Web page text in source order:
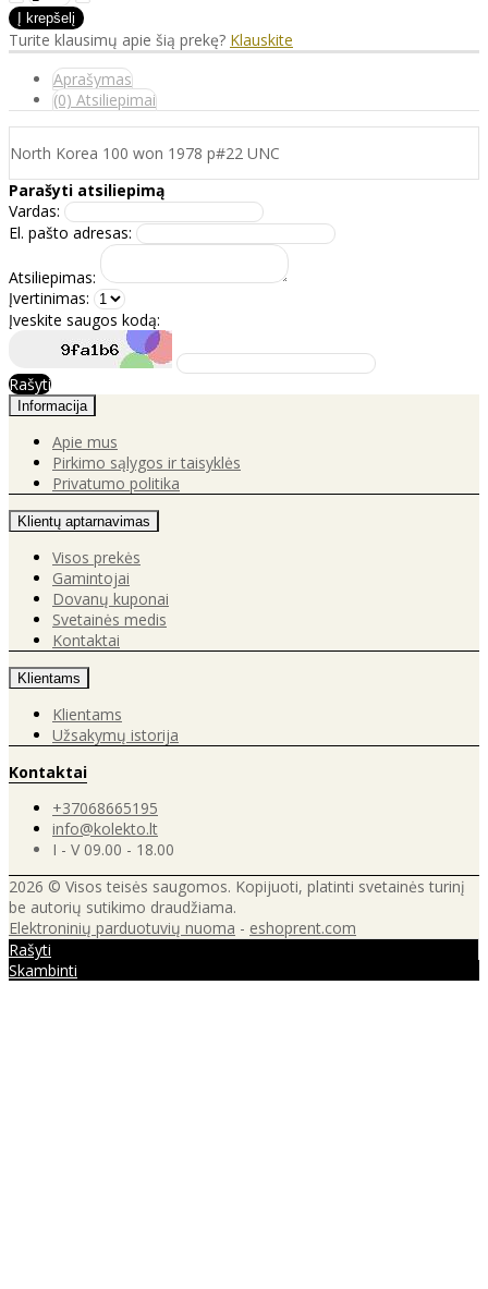
Turite klausimų apie šią prekę? Klauskite
Aprašymas
(0) Atsiliepimai
North Korea 100 won 1978 p#22 UNC
Parašyti atsiliepimą
Vardas:
El. pašto adresas:
Atsiliepimas:
Įvertinimas:
Įveskite saugos kodą:
Rašyti
Informacija
Apie mus
Pirkimo sąlygos ir taisyklės
Privatumo politika
Klientų aptarnavimas
Visos prekės
Gamintojai
Dovanų kuponai
Svetainės medis
Kontaktai
Klientams
Klientams
Užsakymų istorija
Kontaktai
+37068665195
info@kolekto.lt
I - V 09.00 - 18.00
2026 © Visos teisės saugomos. Kopijuoti, platinti svetainės turinį
be autorių sutikimo draudžiama.
Elektroninių parduotuvių nuoma - eshoprent.com
Rašyti
Skambinti